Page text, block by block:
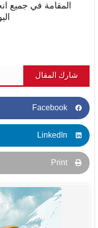
المقامة في جميع
شارك المقال
Facebook
LinkedIn
Print